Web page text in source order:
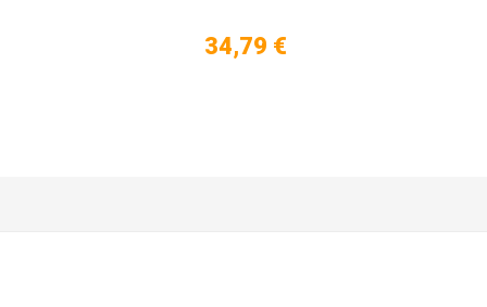
34,79 €